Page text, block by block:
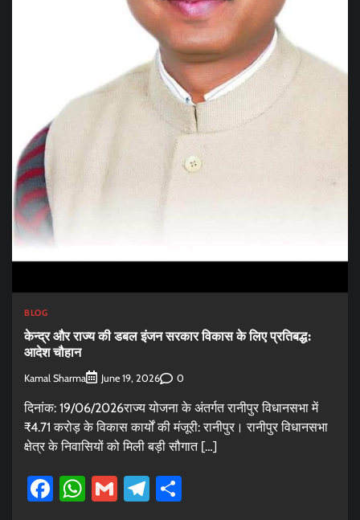
BLOG
केन्द्र और राज्य की डबल इंजन सरकार विकास के लिए प्रतिबद्ध:
आदेश चौहान
Kamal Sharma June 19, 2026 0
दिनांक: 19/06/2026राज्य योजना के अंतर्गत रानीपुर विधानसभा में
₹4.71 करोड़ के विकास कार्यों की मंजूरी: रानीपुर। रानीपुर विधानसभा
क्षेत्र के निवासियों को मिली बड़ी सौगात […]
Facebook
WhatsApp
GmailTelegram